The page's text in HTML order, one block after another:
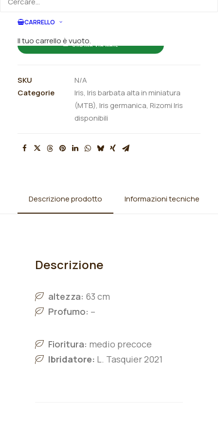
CARRELLO
Il tuo carrello è vuoto.ORDINA VIA MAIL
SKU
N/A
Categorie
Iris, Iris barbata alta in miniatura
(MTB), Iris germanica, Rizomi Iris
disponibili
Descrizione prodotto Informazioni tecniche
Descrizione
altezza: 63 cm
Profumo: –
Fioritura: medio precoce
Ibridatore: L. Tasquier 2021